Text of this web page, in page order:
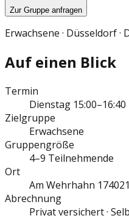
Zur Gruppe anfragen
Erwachsene · Düsseldorf
Auf einen Blick
Termin
Dienstag
Zielgruppe
Erwachsene
Gruppengröße
4–9 Teilnehmende
Ort
Am Wehrhahn 17
Abrechnung
Privat versichert ·